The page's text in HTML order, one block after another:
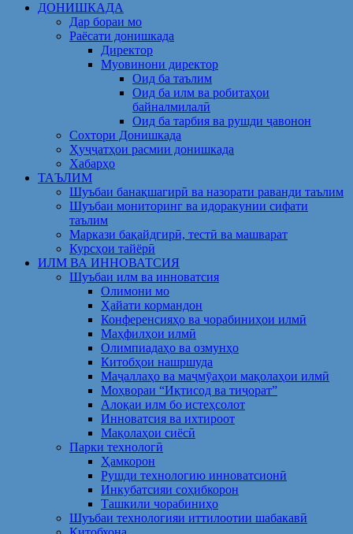
ДОНИШКАДА
Дар бораи мо
Раёсати донишкада
Директор
Муовинони директор
Оид ба таълим
Оид ба илм ва робитаҳои
байналмилалӣ
Оид ба тарбия ва рушди ҷавонон
Сохтори Донишкада
Ҳуҷҷатҳои расмии донишкада
Хабарҳо
ТАЪЛИМ
Шуъбаи банақшагирӣ ва назорати раванди таълим
Шуъбаи мониторинг ва идоракунии сифати
таълим
Маркази бақайдгирӣ, тестӣ ва машварат
Курсҳои тайёрӣ
ИЛМ ВА ИННОВАТСИЯ
Шуъбаи илм ва инноватсия
Олимони мо
Ҳайати кормандон
Конференсияҳо ва чорабиниҳои илмӣ
Маҳфилҳои илмӣ
Олимпиадаҳо ва озмунҳо
Китобҳои нашршуда
Маҷаллаҳо ва маҷмӯаҳои мақолаҳои илмӣ
Моҳвораи “Иқтисод ва тиҷорат”
Алоқаи илм бо истеҳсолот
Инноватсия ва ихтироот
Мақолаҳои сиёсӣ
Парки технологӣ
Ҳамкорон
Рушди технологию инноватсионӣ
Инкубатсияи соҳибкорон
Ташкили чорабиниҳо
Шуъбаи технологияи иттилоотии шабакавӣ